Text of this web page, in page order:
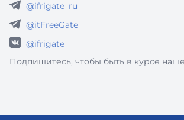
@ifrigate_ru
@itFreeGate
@ifrigate
Подпишитесь, чтобы быть в курсе